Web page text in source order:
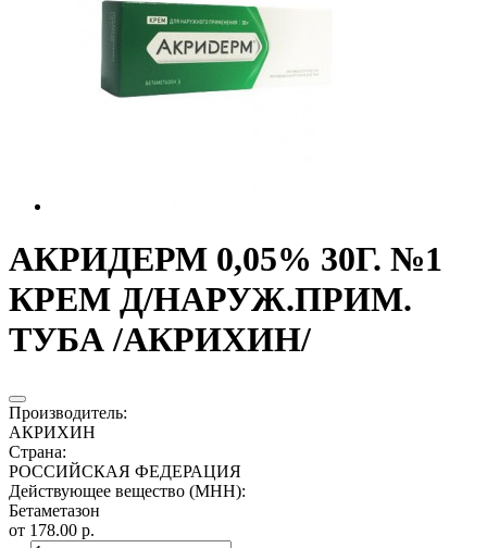
АКРИДЕРМ 0,05% 30Г. №1
КРЕМ Д/НАРУЖ.ПРИМ.
ТУБА /АКРИХИН/
Производитель:
АКРИХИН
Страна:
РОССИЙСКАЯ ФЕДЕРАЦИЯ
Действующее вещество (МНН):
Бетаметазон
от 178.00 р.